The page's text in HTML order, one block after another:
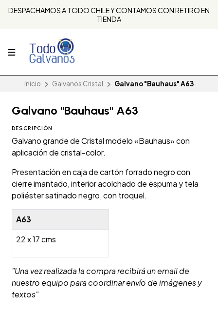
DESPACHAMOS A TODO CHILE Y CONTAMOS CON RETIRO EN
TIENDA
Inicio Galvanos Cristal Galvano "Bauhaus" A63
Galvano "Bauhaus" A63
DESCRIPCIÓN
Galvano grande de Cristal modelo «Bauhaus» con
aplicación de cristal-color.
Presentación en caja de cartón forrado negro con
cierre imantado, interior acolchado de espuma y tela
poliéster satinado negro, con troquel.
A63
22 x 17 cms
"Una vez realizada la compra recibirá un email de
nuestro equipo para coordinar envío de imágenes y
textos"